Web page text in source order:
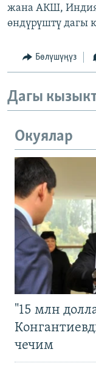
жана АКШ,
өндүрүштү дагы
Бөлүшүңүз
Дагы
Окуялар
"15 млн
чечим